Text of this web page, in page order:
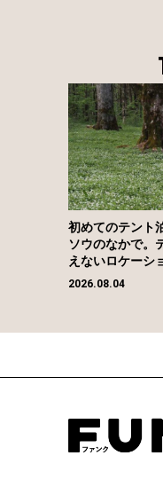
初めてのテント
ソウのなかで。
えないロケーシ
2026.08.04